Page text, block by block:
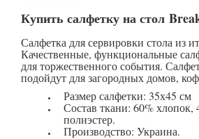
Купить салфетку на стол
Салфетка для сервировки стола из
Качественные, функциональные
для торжественного события.
подойдут для загородных домов,
Размер салфетки: 35х45 см
Состав ткани: 60% хлопок,
полиэстер.
Производство: Украина.